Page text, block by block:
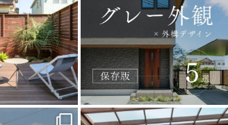
land_garden